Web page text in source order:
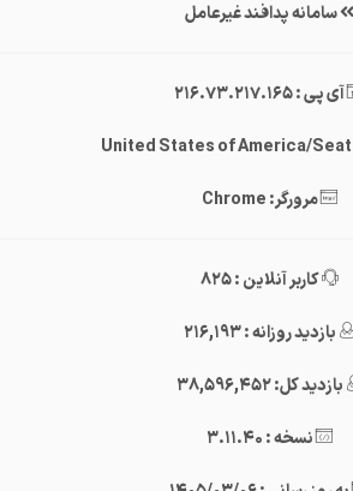
سامانه پدافند غیرعامل
آی پی : 216.73.217.165
مرورگر: Chrome
کاربر آنلاین : 825
بازدید روزانه : 216,193
بازدید کل: 38,596,452
نسخه : 3.11.40